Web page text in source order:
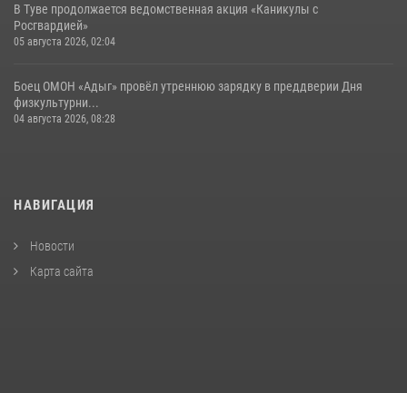
В Туве продолжается ведомственная акция «Каникулы с
Росгвардией»
05 августа 2026, 02:04
Боец ОМОН «Адыг» провёл утреннюю зарядку в преддверии Дня
физкультурни...
04 августа 2026, 08:28
НАВИГАЦИЯ
Новости
Карта сайта